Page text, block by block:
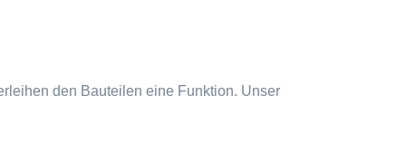
den Bauteilen eine Funktion. Unser